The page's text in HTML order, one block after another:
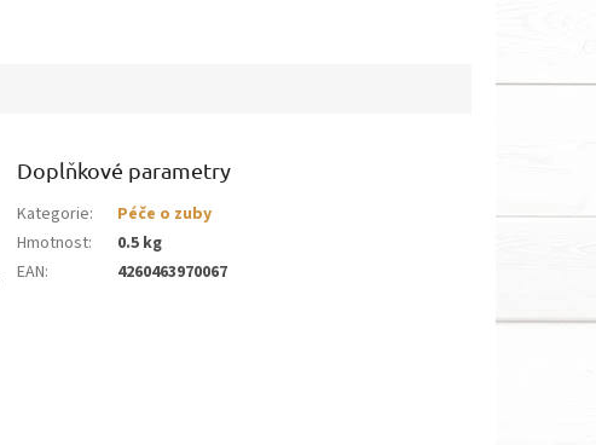
Doplňkové parametry
Kategorie:
Péče o zuby
Hmotnost:
0.5 kg
EAN: 4260463970067